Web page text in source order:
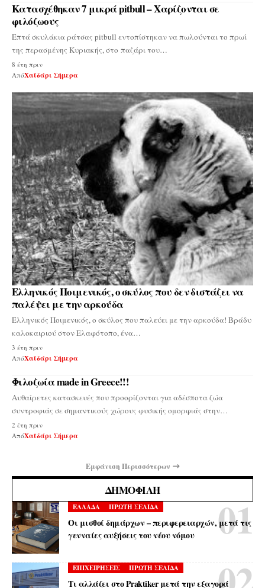
Κατασχέθηκαν 7 μικρά pitbull – Χαρίζονται σε
φιλόζωους
Επτά σκυλάκια ράτσας pitbull εντοπίστηκαν να πωλούνται το πρωί
της περασμένης Κυριακής, στο παζάρι του…
8 έτη πριν
ΑπόΧαϊδάρι Σήμερα
Ελληνικός Ποιμενικός, ο σκύλος που δεν διστάζει να
παλέψει με την αρκούδα
Ελληνικός Ποιμενικός, ο σκύλος που παλεύει με την αρκούδα! Βράδυ
καλοκαιριού στον Ελαφότοπο, ένα…
3 έτη πριν
ΑπόΧαϊδάρι Σήμερα
Φιλοζωία made in Greece!!!
Αυθαίρετες κατασκευές που προορίζονται για αδέσποτα ζώα
συντροφιάς σε σημαντικούς χώρους φυσικής ομορφιάς στην…
2 έτη πριν
ΑπόΧαϊδάρι Σήμερα
Εμφάνιση Περισσότερων
ΔΗΜΟΦΙΛΉ
ΕΛΛΑΔΑ ΠΡΩΤΗ ΣΕΛΙΔΑ
Οι μισθοί δημάρχων – περιφερειαρχών, μετά τις
γενναίες αυξήσεις του νέου νόμου
ΕΠΙΧΕΙΡΗΣΕΙΣ ΠΡΩΤΗ ΣΕΛΙΔΑ
Τι αλλάζει στο Praktiker μετά την εξαγορά